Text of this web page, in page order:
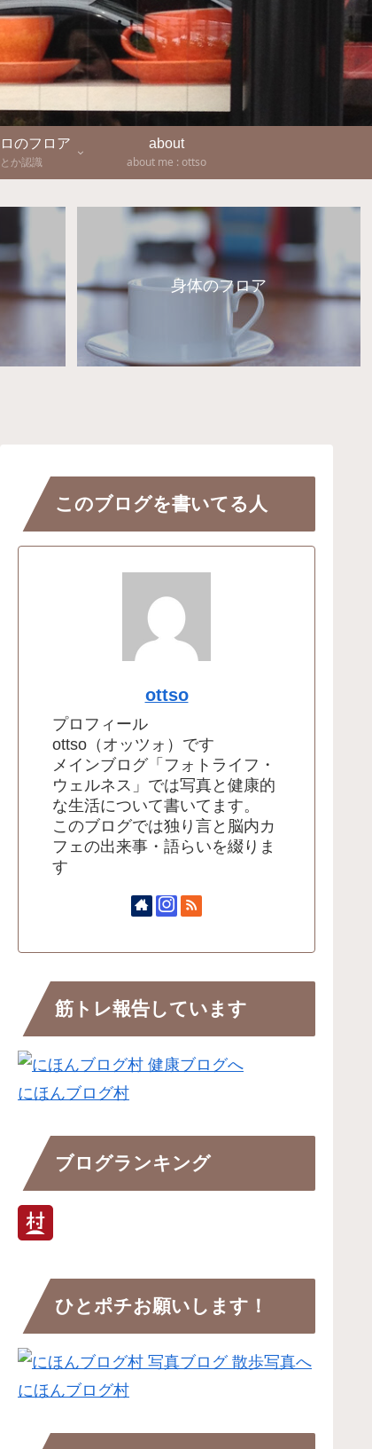
のフロア
か認識
about
about me : ottso
身体のフロア
このブログを書いてる人
ottso
プロフィール
ottso（オッツォ）です
メインブログ「フォトライフ・
ウェルネス」では写真と健康的
な生活について書いてます。
このブログでは独り言と脳内カ
フェの出来事・語らいを綴りま
す
筋トレ報告しています
にほんブログ村
ブログランキング
ひとポチお願いします！
にほんブログ村